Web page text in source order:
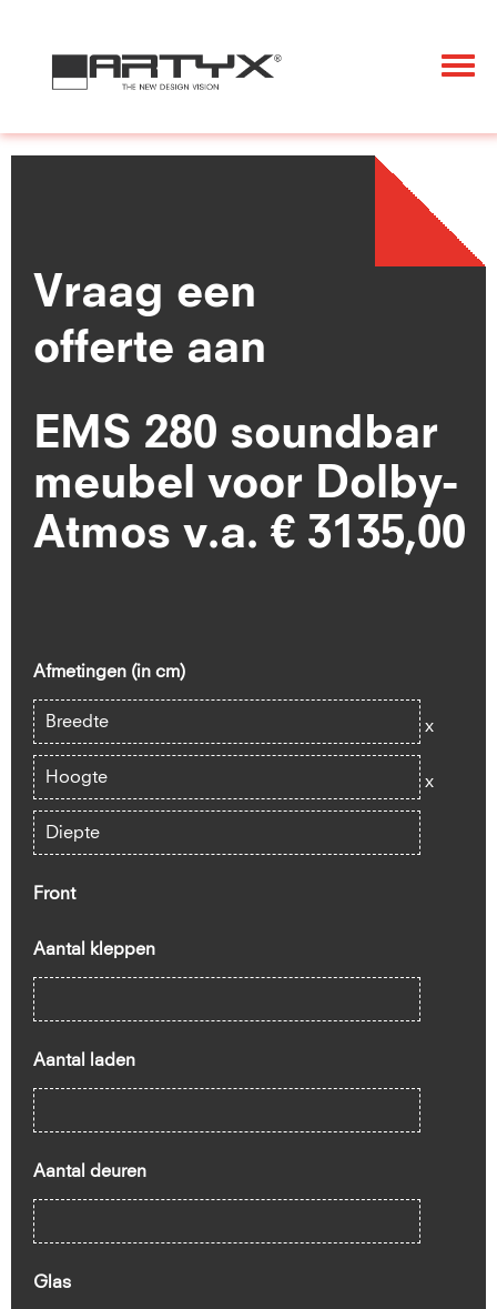
Vraag een
offerte aan
EMS 280 soundbar
meubel voor Dolby-
Atmos v.a. € 3135,00
Afmetingen (in cm)
x
x
Front
Aantal kleppen
Aantal laden
Aantal deuren
Glas